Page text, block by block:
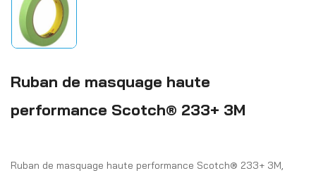
Ruban de masquage haute
performance Scotch® 233+ 3M
Ruban de masquage haute performance Scotch® 233+ 3M,